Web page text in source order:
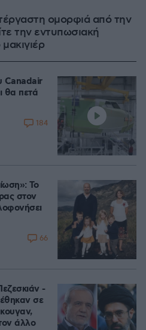
ομορφιά από την
την εντυπωσιακή
Canadair
θα πετά
184
Το
στον
66
-
σε
άλλο